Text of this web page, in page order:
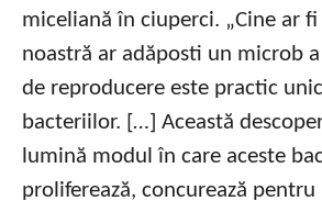
miceliană în ciuperci. „Cine ar
noastră ar adăposti un microb
de reproducere este practic
bacteriilor. […] Această
lumină modul în care aceste
proliferează, concurează pentru